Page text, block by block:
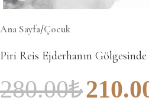
Ana Sayfa/Çocuk
Piri Reis Ejderhanın Gölgesinde
280.00₺